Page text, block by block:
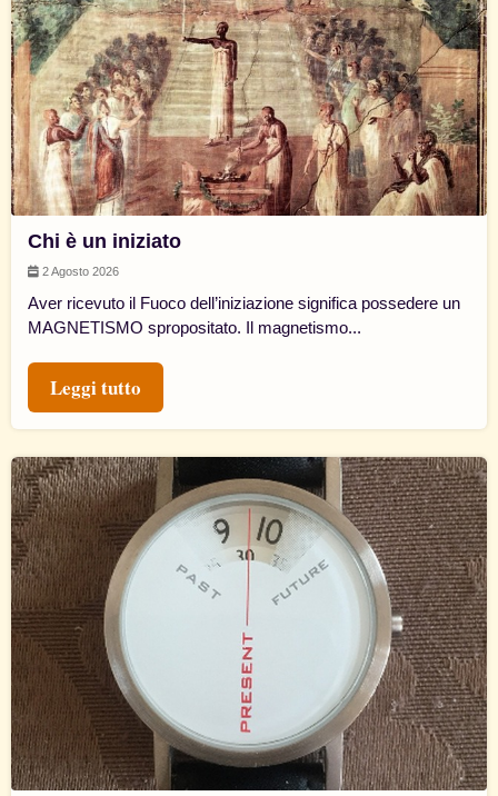
Chi è un iniziato
2 Agosto 2026
Aver ricevuto il Fuoco dell’iniziazione significa possedere un
MAGNETISMO spropositato. Il magnetismo...
Leggi tutto